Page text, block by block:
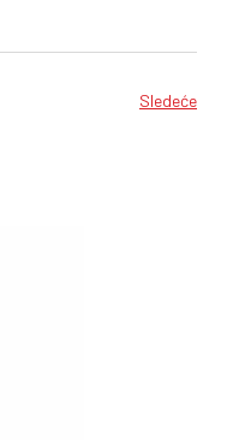
Sledeće